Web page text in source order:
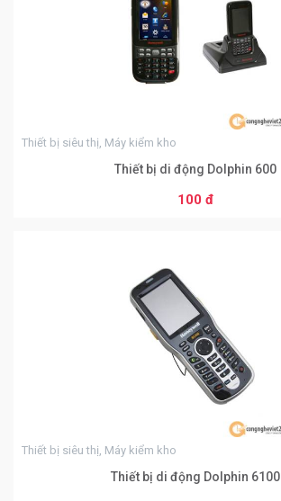
Thiết bị siêu thị, Máy kiểm kho
Thiết bị di động Dolphin 600
100 đ
THÊM VÀO GIỎ HÀNG
Thiết bị siêu thị, Máy kiểm kho
Thiết bị di động Dolphin 6100